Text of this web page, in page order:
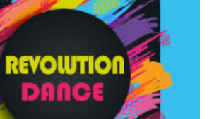
Revolution Dance
danza contemporanea – I Edizione